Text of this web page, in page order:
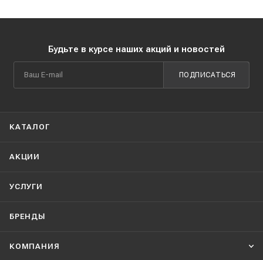
Будьте в курсе наших акций и новостей
ПОДПИСАТЬСЯ
КАТАЛОГ
АКЦИИ
УСЛУГИ
БРЕНДЫ
КОМПАНИЯ